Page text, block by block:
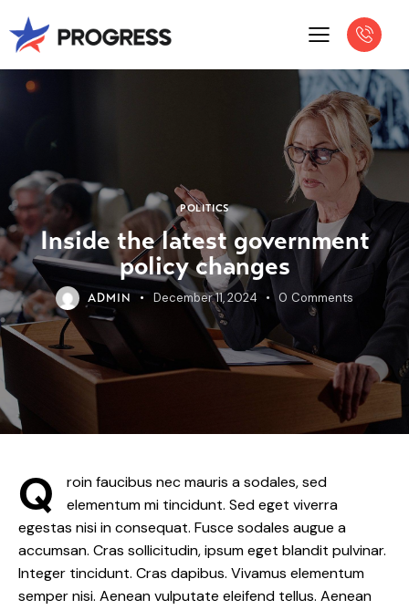
POLITICS
Inside the latest government
policy changes
ADMIN December 11, 2024 0 Comments
Q
roin faucibus nec mauris a sodales, sed
elementum mi tincidunt. Sed eget viverra
egestas nisi in consequat. Fusce sodales augue a
accumsan. Cras sollicitudin, ipsum eget blandit pulvinar.
Integer tincidunt. Cras dapibus. Vivamus elementum
semper nisi. Aenean vulputate eleifend tellus. Aenean